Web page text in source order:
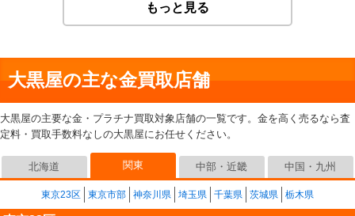
もっと見る
大黒屋の主な金買取店舗
大黒屋の主要な金・プラチナ買取対象店舗の一覧です。金を高く売るなら査
定料・買取手数料なしの大黒屋にお任せください。
北海道 関東 中部・近畿 中国・九州
東京23区 東京市部 神奈川県 埼玉県 千葉県 茨城県 栃木県